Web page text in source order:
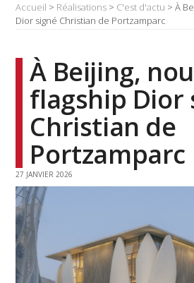
Accueil > Réalisations > C'est d'actu > À
Dior signé Christian de Portzamparc
À Beijing,
flagship Dior
Christian de
Portzamparc
27 JANVIER 2026